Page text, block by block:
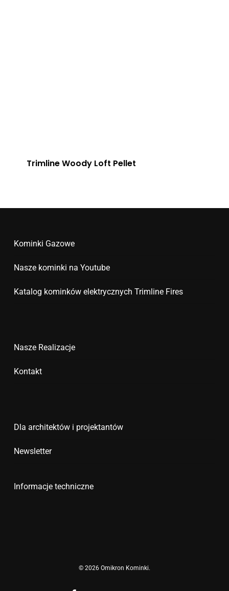
Trimline Woody Loft Pellet
Kominki Gazowe
Nasze kominki na Youtube
Katalog kominków elektrycznych Trimline Fires
Nasze Realizacje
Kontakt
Dla architektów i projektantów
Newsletter
Informacje techniczne
© 2026 Omikron Kominki.